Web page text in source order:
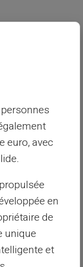
il
euro, avec
en
de
unique
et